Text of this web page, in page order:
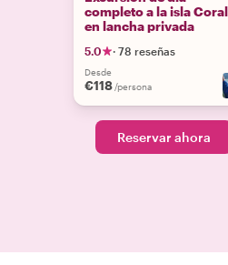
completo a la isla Coral
en lancha privada
5.0 · 78 reseñas
Desde
€118 /persona
Reservar ahora